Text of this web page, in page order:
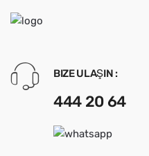
BIZE ULAŞIN :
444 20 64